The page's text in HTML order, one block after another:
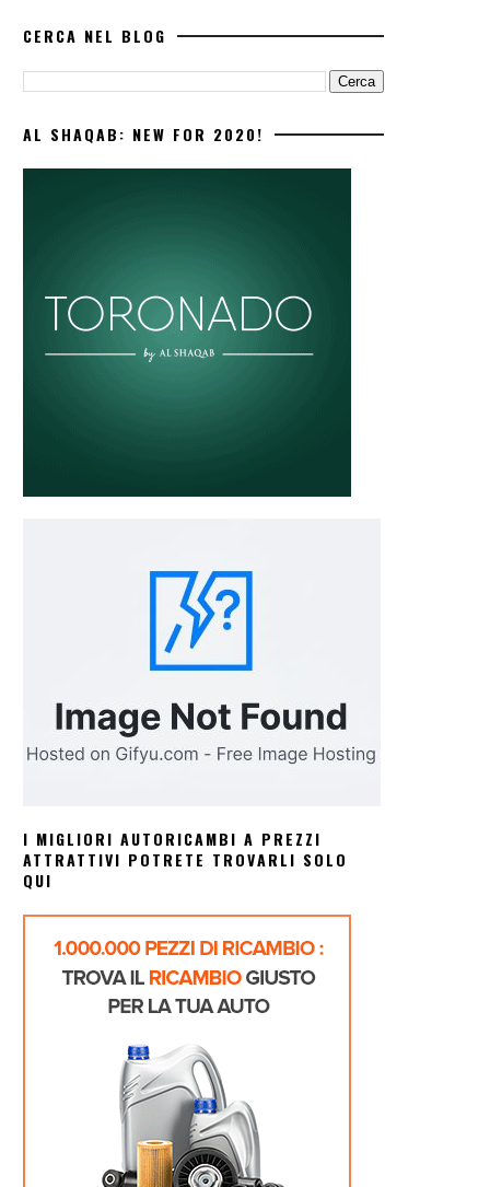
CERCA NEL BLOG
AL SHAQAB: NEW FOR 2020!
I MIGLIORI AUTORICAMBI A PREZZI
ATTRATTIVI POTRETE TROVARLI SOLO
QUI